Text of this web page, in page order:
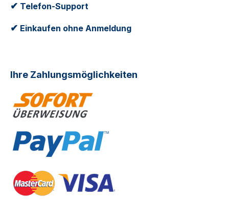
✔ Telefon-Support
✔ Einkaufen ohne Anmeldung
Ihre Zahlungsmöglichkeiten